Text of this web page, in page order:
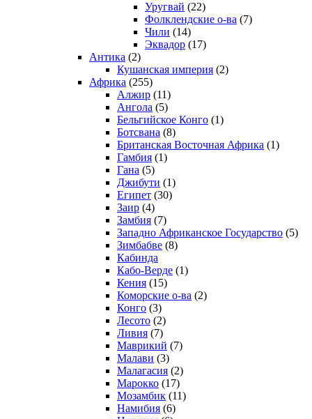
Уругвай (22)
Фолклендские о-ва (7)
Чили (14)
Эквадор (17)
Антика (2)
Кушанская империя (2)
Африка (255)
Алжир (11)
Ангола (5)
Бельгийское Конго (1)
Ботсвана (8)
Британская Восточная Африка (1)
Гамбия (1)
Гана (5)
Джибути (1)
Египет (30)
Заир (4)
Замбия (7)
Западно Африканское Государство (5)
Зимбабве (8)
Кабинда
Кабо-Верде (1)
Кения (15)
Коморские о-ва (2)
Конго (3)
Лесото (2)
Ливия (7)
Маврикий (7)
Малави (3)
Малагасия (2)
Марокко (17)
Мозамбик (11)
Намибия (6)